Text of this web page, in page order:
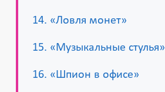
14. «Ловля монет»
15. «Музыкальные стулья»
16. «Шпион в офисе»